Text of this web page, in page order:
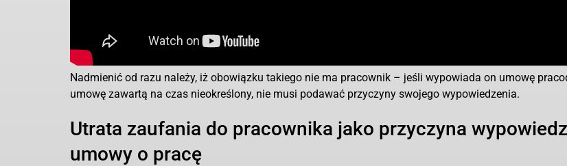
Nadmienić od razu należy, iż obowiązku takiego nie ma pracownik – jeśli wypowiada on umowę
umowę zawartą na czas nieokreślony, nie musi podawać przyczyny swojego wypowiedzenia.
Utrata zaufania do pracownika jako przyczyna
umowy o pracę